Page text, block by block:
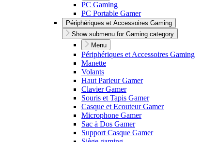
PC Gaming
PC Portable Gamer
Périphériques et Accessoires Gaming
Show submenu for Gaming category
Menu
Périphériques et Accessoires Gaming
Manette
Volants
Haut Parleur Gamer
Clavier Gamer
Souris et Tapis Gamer
Casque et Ecouteur Gamer
Microphone Gamer
Sac à Dos Gamer
Support Casque Gamer